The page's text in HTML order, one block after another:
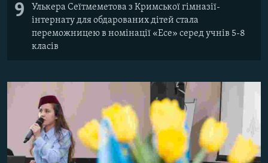
9
Улькера Сеїтмеметова з Кримської гімназії-
інтернату для обдарованих дітей стала
переможницею в номінації «Есе» серед учнів 5-8
класів